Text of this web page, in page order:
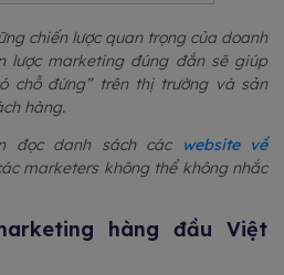
chiến lược quan trọng của doanh
lược marketing đúng đắn sẽ giúp
chỗ đứng” trên thị trường và sản
hàng.
danh sách các website về
marketers không thể không nhắc
hàng đầu Việt